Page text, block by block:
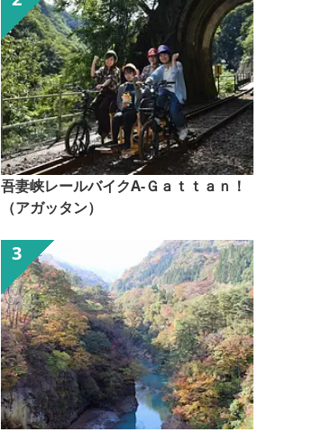
吾妻峡レールバイクA-Ｇａｔｔａｎ！
（アガッタン）